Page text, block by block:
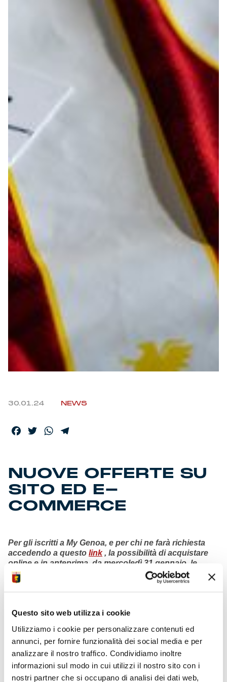
Questo sito web utilizza i cookie
Utilizziamo i cookie per personalizzare contenuti ed
annunci, per fornire funzionalità dei social media e per
analizzare il nostro traffico. Condividiamo inoltre
informazioni sul modo in cui utilizzi il nostro sito con i
nostri partner che si occupano di analisi dei dati web,
Helan x Genoa
Isolani x Genoa
Gift Card Online Store
30.01.24 NEWS
Facebook
TwitterWhatsApp
NUOVE OFFERTE SU
SITO ED E-
COMMERCE
Per gli iscritti a My Genoa, e per chi ne farà richiesta
accedendo a questo link, la possibilità di acquistare
online e in anteprima, da mercoledì 31 gennaio, le
maglie originali e autografate con cui i giocatori hanno
vinto la partita con il Lecce. Sono contrassegnate da
una patch interna.
Le ultime dotazioni di maglie celebrative 130, in
packaging, da oggi in offerta pubblica a questolink
Ogni giorno centinaia gli articoli che finiscono nel
carrello dei supporter, dei simpatizzanti e degli amanti
del football all’interno del negozio digitale. In crescita i